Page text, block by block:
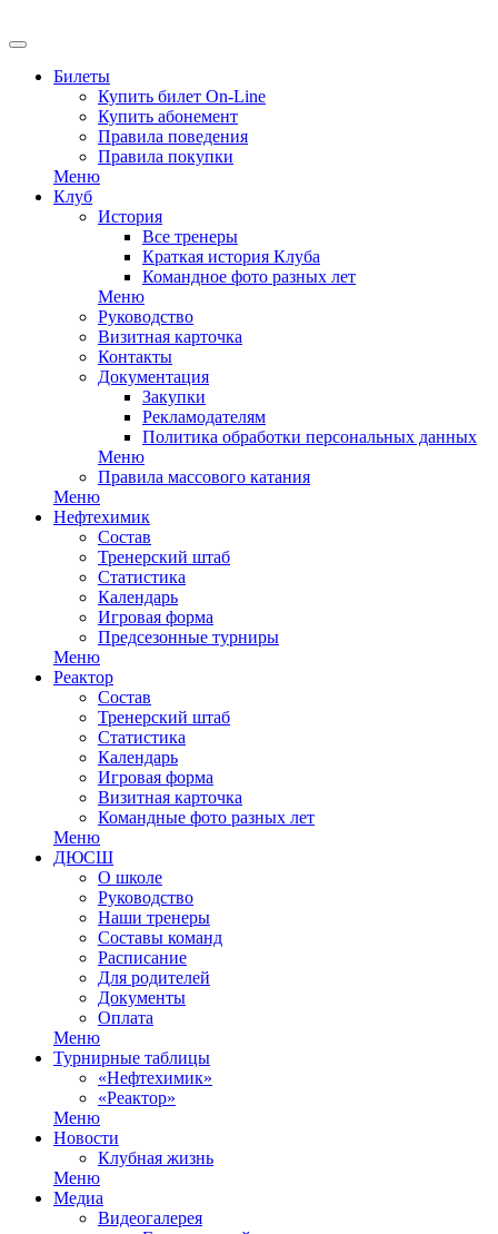
Билеты
Купить билет On-Line
Купить абонемент
Правила поведения
Правила покупки
Меню
Клуб
История
Все тренеры
Краткая история Клуба
Командное фото разных лет
Меню
Руководство
Визитная карточка
Контакты
Документация
Закупки
Рекламодателям
Политика обработки персональных данных
Меню
Правила массового катания
Меню
Нефтехимик
Состав
Тренерский штаб
Статистика
Календарь
Игровая форма
Предсезонные турниры
Меню
Реактор
Состав
Тренерский штаб
Статистика
Календарь
Игровая форма
Визитная карточка
Командные фото разных лет
Меню
ДЮСШ
О школе
Руководство
Наши тренеры
Составы команд
Расписание
Для родителей
Документы
Оплата
Меню
Турнирные таблицы
«Нефтехимик»
«Реактор»
Меню
Новости
Клубная жизнь
Меню
Медиа
Видеогалерея